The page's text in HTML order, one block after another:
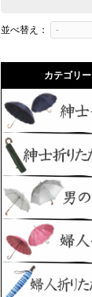
並べ替え：
カテゴリー